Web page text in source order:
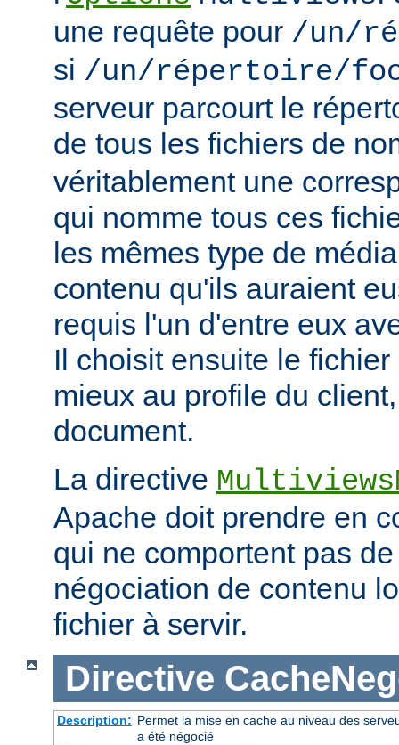
une requête pour /un/
si /un/répertoire/
serveur parcourt le
de tous les fichiers de
véritablement une
qui nomme tous ces
les mêmes type de
contenu qu'ils auraient
requis l'un d'entre eux
Il choisit ensuite le
mieux au profile du
document.
La directive
Apache doit prendre en
qui ne comportent pas
négociation de contenu
fichier à servir.
Directive
Description: Permet la mise en cache au niveau des
a été négocié